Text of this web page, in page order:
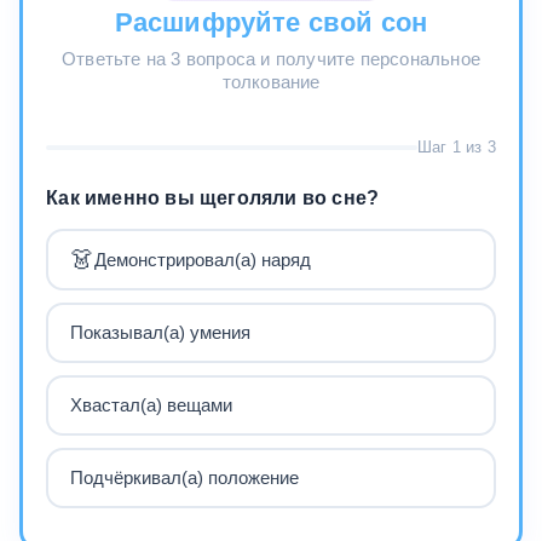
Расшифруйте свой сон
Ответьте на 3 вопроса и получите персональное
толкование
Шаг 1 из 3
Как именно вы щеголяли во сне?
👗Демонстрировал(а) наряд
Показывал(а) умения
Хвастал(а) вещами
Подчёркивал(а) положение